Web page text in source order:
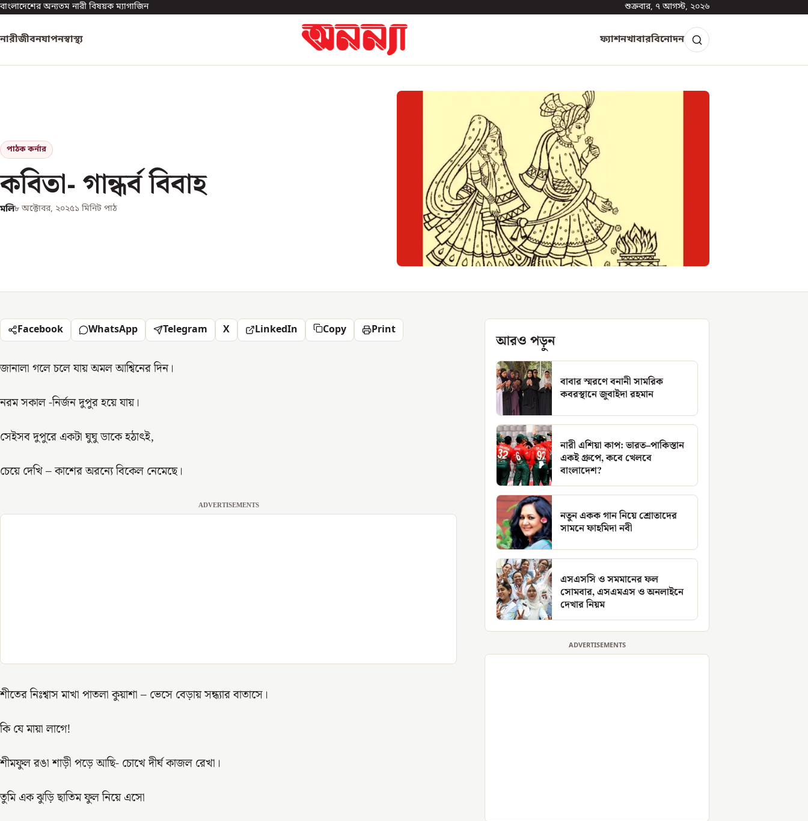
বাংলাদেশের অন্যতম নারী বিষয়ক ম্যাগাজিন শুক্রবার, ৭ আগস্ট, ২০২৬
নারীজীবনযাপনস্বাস্থ্য ফ্যাশনখাবারবিনোদন
পাঠক কর্নার
কবিতা- গান্ধর্ব বিবাহ
মলি৮ অক্টোবর, ২০২৫১ মিনিট পাঠ
Facebook WhatsApp Telegram X LinkedIn Copy Print
জানালা গলে চলে যায় অমল আশ্বিনের দিন।
নরম সকাল -নির্জন দুপুর হয়ে যায়।
সেইসব দুপুরে একটা ঘুঘু ডাকে হঠাৎই,
চেয়ে দেখি – কাশের অরন্যে বিকেল নেমেছে।
ADVERTISEMENTS
শীতের নিঃশ্বাস মাখা পাতলা কুয়াশা – ভেসে বেড়ায় সন্ধ্যার বাতাসে।
কি যে মায়া লাগে!
শীমফুল রঙা শাড়ী পড়ে আছি- চোখে দীর্ঘ কাজল রেখা।
তুমি এক ঝুড়ি ছাতিম ফুল নিয়ে এসো
আরও পড়ুন
বাবার স্মরণে বনানী সামরিক
কবরস্থানে জুবাইদা রহমান
নারী এশিয়া কাপ: ভারত–পাকিস্তান
একই গ্রুপে, কবে খেলবে
বাংলাদেশ?
নতুন একক গান নিয়ে শ্রোতাদের
সামনে ফাহমিদা নবী
এসএসসি ও সমমানের ফল
সোমবার, এসএমএস ও অনলাইনে
দেখার নিয়ম
ADVERTISEMENTS